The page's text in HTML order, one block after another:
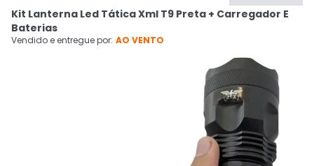
Cupons
CADASTRE-SE
Kit Lanterna Led Tática Xml T9 Preta + Carregador E
Baterias
Vendido e entregue por: AO VENTO